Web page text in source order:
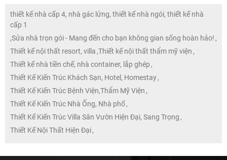
thiết kế nhà cấp 4, nhà gác lửng, thiết kế nhà ngói, thiết kế nhà
cấp 1
,Sửa nhà trọn gói - Mang đến cho bạn không gian sống hoàn hảo! ,
Thiết kế nội thất resort, villa ,Thiết kế nội thất thẩm mỹ viện ,
Thiết kế nhà tiền chế, nhà container, lắp ghép ,
Thiết Kế Kiến Trúc Khách Sạn, Hotel, Homestay,
Thiết Kế Kiến Trúc Bệnh Viện,Thẩm Mỹ Viện ,
Thiết Kế Kiến Trúc Nhà Ống, Nhà phố,
Thiết Kế Kiến Trúc Villa Sân Vườn Hiện Đại, Sang Trọng ,
Thiết Kế Nội Thất Hiện Đại,